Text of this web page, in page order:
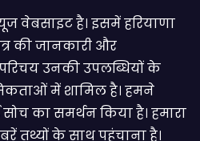
वेबसाइट है। इसमें हरियाणा
की जानकारी और
परिचय उनकी उपलब्धियों के
में शामिल है। हमने
का समर्थन किया है। हमारा
के साथ पहुंचाना है।